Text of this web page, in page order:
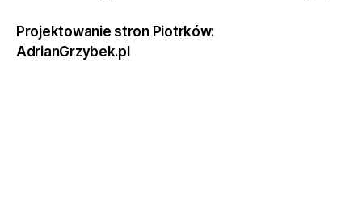
Projektowanie stron Piotrków:
AdrianGrzybek.pl